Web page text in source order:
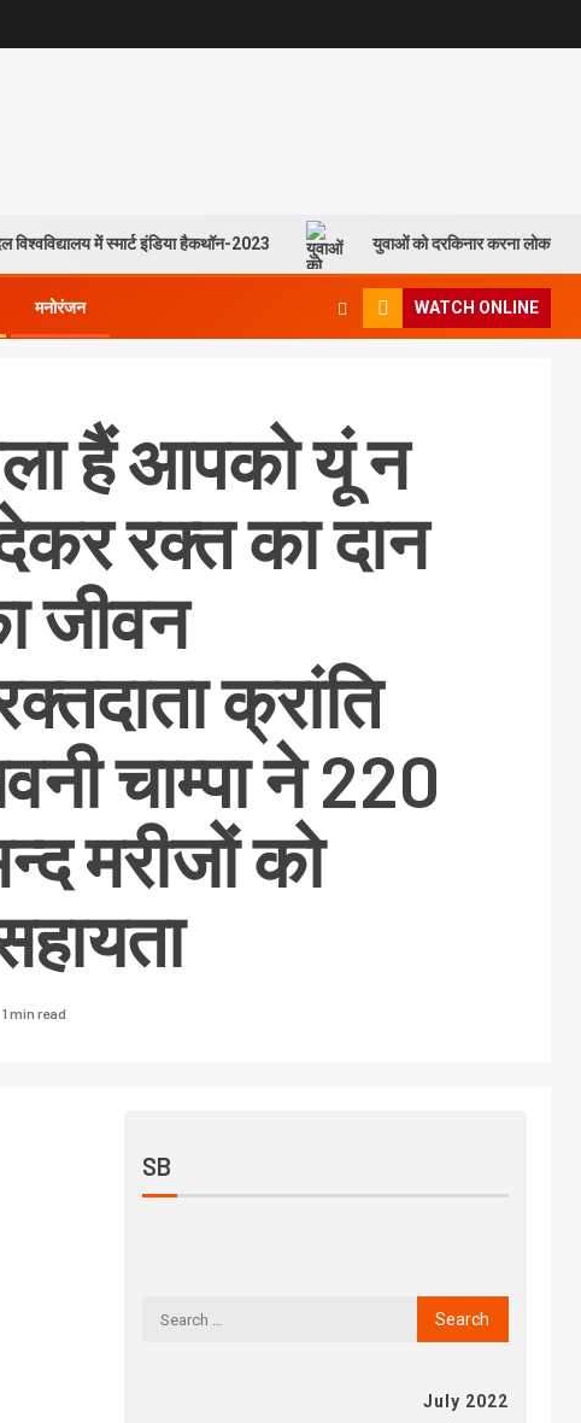
विश्वविद्यालय में स्मार्ट इंडिया हैकथॉन-2023 युवाओं को दरकिनार करना लोकसभा
मनोरंजन WATCH ONLINE
हैं आपको यूं न
रक्त का दान
जीवन
क्रांति
चाम्पा ने 220
मरीजों को
1 min read
SB
July 2022